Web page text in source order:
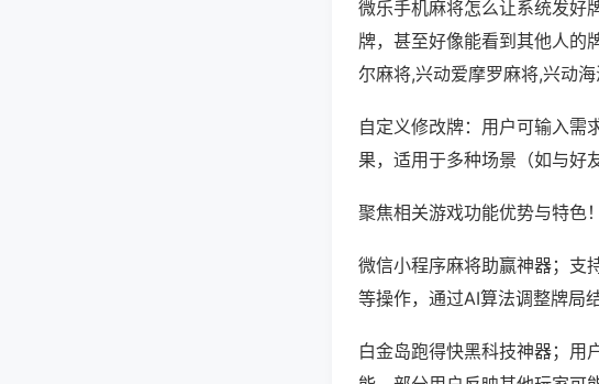
微乐手机麻将怎么让系统发好
牌，甚至好像能看到其他人的
尔麻将,兴动爱摩罗麻将,兴动
自定义修改牌：用户可输入需
果，适用于多种场景（如与好
聚焦相关游戏功能优势与特色！
微信小程序麻将助赢神器；支
等操作，通过AI算法调整牌局
白金岛跑得快黑科技神器；用